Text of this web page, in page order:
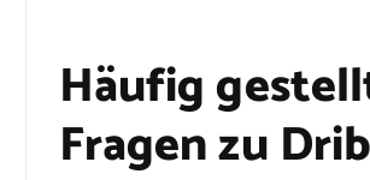
Häufig
Fragen zu